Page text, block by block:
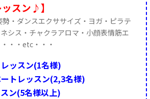
ッスン♪】
勢・ダンスエクササイズ・ヨガ・ピラテ
シス・チャクラアロマ・小顔表情筋エ
・・etc・・・
ッスン(1名様)
ートレッスン(2,3名様)
ン(5名様以上)